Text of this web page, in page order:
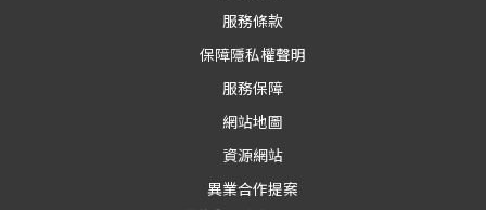
服務條款
保障隱私權聲明
服務保障
網站地圖
資源網站
異業合作提案